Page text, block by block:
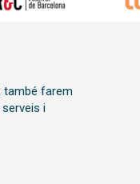
| Política de privacitat
també farem
i